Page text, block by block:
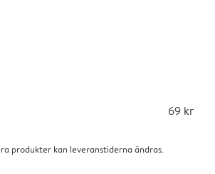
69 kr
produkter kan leveranstiderna ändras.